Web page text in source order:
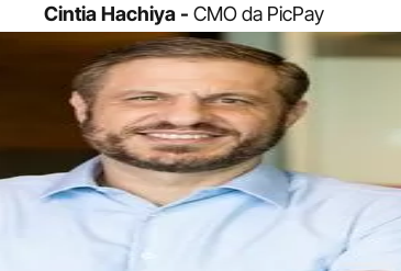
Cintia Hachiya - CMO da PicPay